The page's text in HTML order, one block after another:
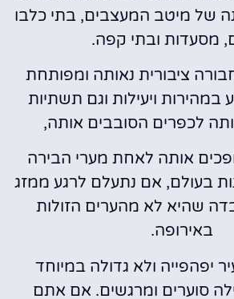
של מיטב המעצבים, בתי כלבו
מסעדות ובתי קפה.
ציבורית נאותה ומפותחת
ויעילות וגם תשתיות
לכפרים הסובבים אותה,
אותה לאחת מערי הבירה
בעולם, אם נתעלם לרגע ממזג
שהיא לא מהערים הזולות
באירופה.
יפהפייה ולא גדולה במיוחד
סוערים ומרגשים. אם אתם